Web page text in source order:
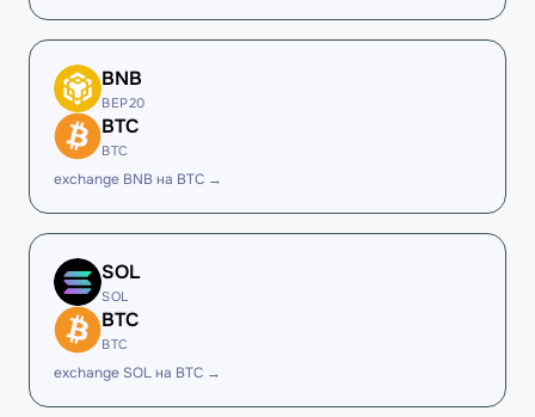
BNB
BEP20
BTC
BTC
exchange BNB на BTC →
SOL
SOL
BTC
BTC
exchange SOL на BTC →